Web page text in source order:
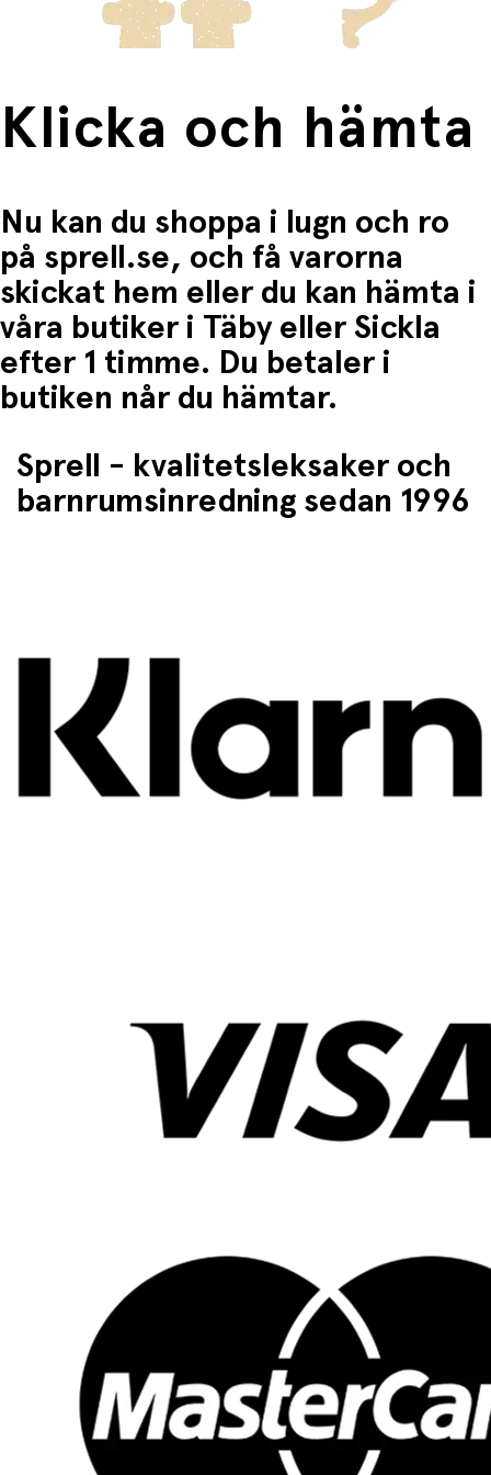
Klicka och hämta
Nu kan du shoppa i lugn och ro
på sprell.se, och få varorna
skickat hem eller du kan hämta i
våra butiker i Täby eller Sickla
efter 1 timme. Du betaler i
butiken når du hämtar.
Sprell - kvalitetsleksaker och
barnrumsinredning sedan 1996